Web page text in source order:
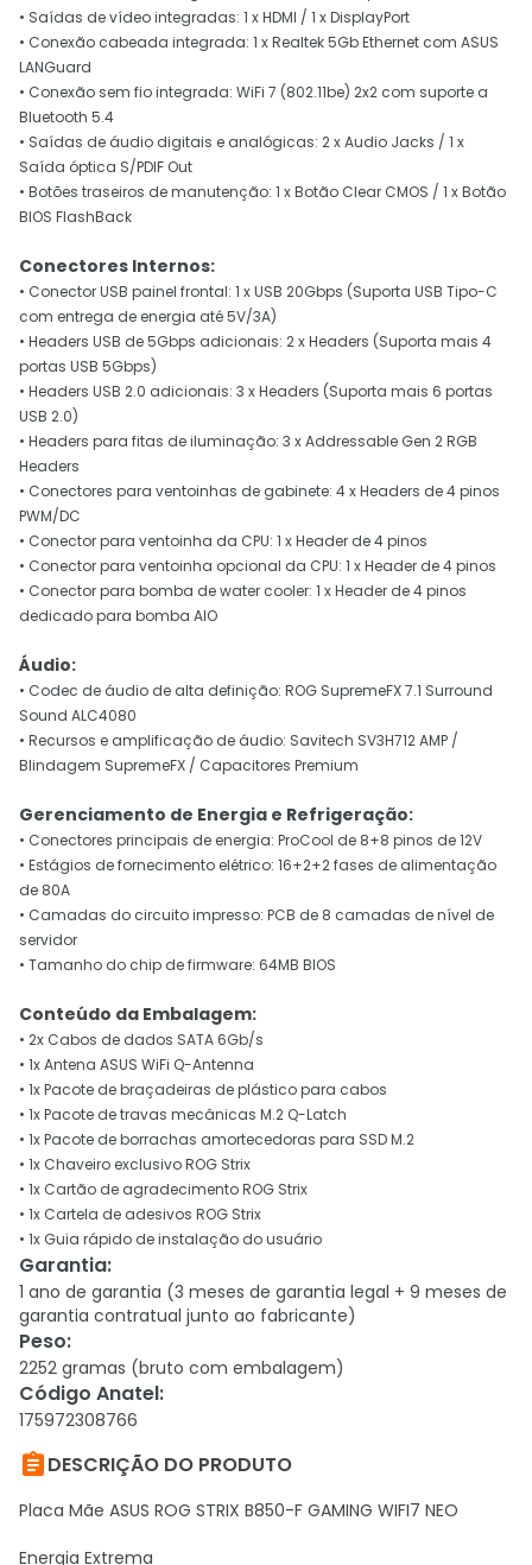
• Saídas de vídeo integradas: 1 x HDMI / 1 x DisplayPort
• Conexão cabeada integrada: 1 x Realtek 5Gb Ethernet com ASUS
LANGuard
• Conexão sem fio integrada: WiFi 7 (802.11be) 2x2 com suporte a
Bluetooth 5.4
• Saídas de áudio digitais e analógicas: 2 x Audio Jacks / 1 x
Saída óptica S/PDIF Out
• Botões traseiros de manutenção: 1 x Botão Clear CMOS / 1 x Botão
BIOS FlashBack
Conectores Internos:
• Conector USB painel frontal: 1 x USB 20Gbps (Suporta USB Tipo-C
com entrega de energia até 5V/3A)
• Headers USB de 5Gbps adicionais: 2 x Headers (Suporta mais 4
portas USB 5Gbps)
• Headers USB 2.0 adicionais: 3 x Headers (Suporta mais 6 portas
USB 2.0)
• Headers para fitas de iluminação: 3 x Addressable Gen 2 RGB
Headers
• Conectores para ventoinhas de gabinete: 4 x Headers de 4 pinos
PWM/DC
• Conector para ventoinha da CPU: 1 x Header de 4 pinos
• Conector para ventoinha opcional da CPU: 1 x Header de 4 pinos
• Conector para bomba de water cooler: 1 x Header de 4 pinos
dedicado para bomba AIO
Áudio:
• Codec de áudio de alta definição: ROG SupremeFX 7.1 Surround
Sound ALC4080
• Recursos e amplificação de áudio: Savitech SV3H712 AMP /
Blindagem SupremeFX / Capacitores Premium
Gerenciamento de Energia e Refrigeração:
• Conectores principais de energia: ProCool de 8+8 pinos de 12V
• Estágios de fornecimento elétrico: 16+2+2 fases de alimentação
de 80A
• Camadas do circuito impresso: PCB de 8 camadas de nível de
servidor
• Tamanho do chip de firmware: 64MB BIOS
Conteúdo da Embalagem:
• 2x Cabos de dados SATA 6Gb/s
• 1x Antena ASUS WiFi Q-Antenna
• 1x Pacote de braçadeiras de plástico para cabos
• 1x Pacote de travas mecânicas M.2 Q-Latch
• 1x Pacote de borrachas amortecedoras para SSD M.2
• 1x Chaveiro exclusivo ROG Strix
• 1x Cartão de agradecimento ROG Strix
• 1x Cartela de adesivos ROG Strix
• 1x Guia rápido de instalação do usuário
Garantia:
1 ano de garantia (3 meses de garantia legal + 9 meses de
garantia contratual junto ao fabricante)
Peso:
2252 gramas (bruto com embalagem)
Código Anatel:
175972308766
DESCRIÇÃO DO PRODUTO
Placa Mãe ASUS ROG STRIX B850-F GAMING WIFI7 NEO
Energia Extrema